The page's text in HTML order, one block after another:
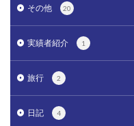
その他 20
実績者紹介 1
旅行 2
日記 4